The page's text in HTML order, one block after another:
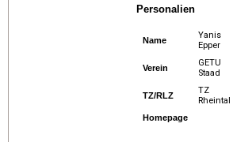
Personalien
Name
Yanis
Epper
Verein
GETU
Staad
TZ/RLZ
TZ
Rheintal
Homepage